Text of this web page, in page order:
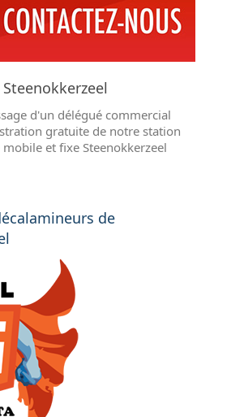
d'un délégué commercial
gratuite de notre station
et fixe Steenokkerzeel
de